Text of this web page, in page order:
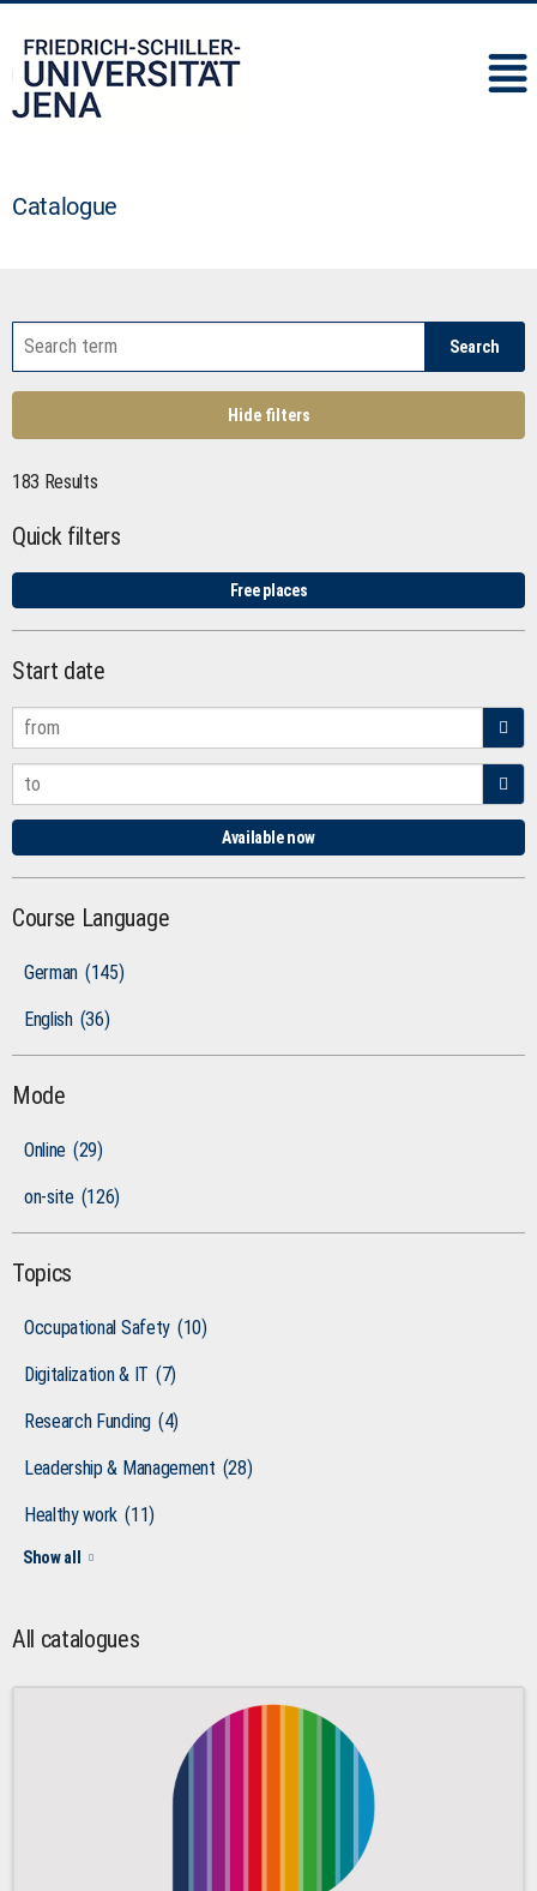
Catalogue
Search
Hide filters
183 Results
Quick filters
Free places
Start date
Available now
Course Language
German (145)
English (36)
Mode
Online (29)
on-site (126)
Topics
Occupational Safety (10)
Digitalization & IT (7)
Research Funding (4)
Leadership & Management (28)
Healthy work (11)
Show all
All catalogues